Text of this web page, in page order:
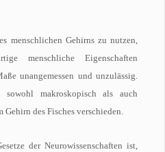
menschlichen Gehirns zu nutzen,
menschliche Eigenschaften
unangemessen und unzulässig.
makroskopisch als auch
des Fisches verschieden.
der Neurowissenschaften ist,